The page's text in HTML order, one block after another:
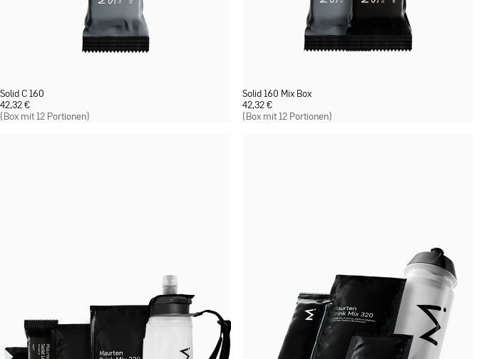
Solid C 160
(Box mit 12 Portionen)
42,32 €
Solid 160 Mix Box
(Box mit 12 Portionen)
42,32 €